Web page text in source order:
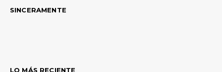
SINCERAMENTE
LO MÁS RECIENTE